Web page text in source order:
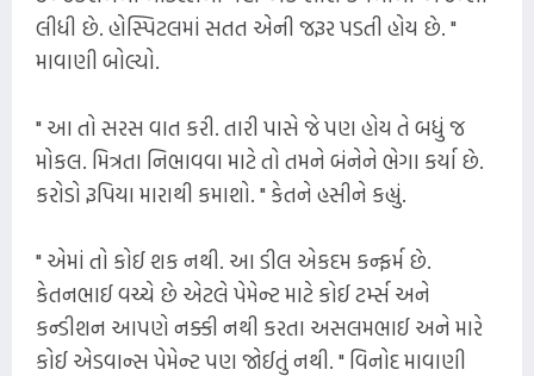
લીધી છે. હોસ્પિટલમાં સતત એની જરૂર પડતી હોય છે. "
માવાણી બોલ્યો.
" આ તો સરસ વાત કરી. તારી પાસે જે પણ હોય તે બધું જ
મોકલ. મિત્રતા નિભાવવા માટે તો તમને બંનેને ભેગા કર્યા છે.
કરોડો રૂપિયા મારાથી કમાશો. " કેતને હસીને કહ્યું.
" એમાં તો કોઈ શક નથી. આ ડીલ એકદમ કન્ફર્મ છે.
કેતનભાઈ વચ્ચે છે એટલે પેમેન્ટ માટે કોઈ ટર્મ્સ અને
કન્ડીશન આપણે નક્કી નથી કરતા અસલમભાઈ અને મારે
કોઈ એડવાન્સ પેમેન્ટ પણ જોઈતું નથી. " વિનોદ માવાણી